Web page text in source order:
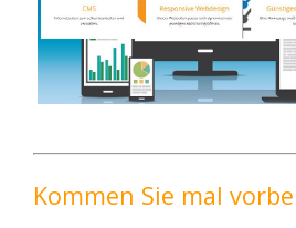
Kommen Sie mal